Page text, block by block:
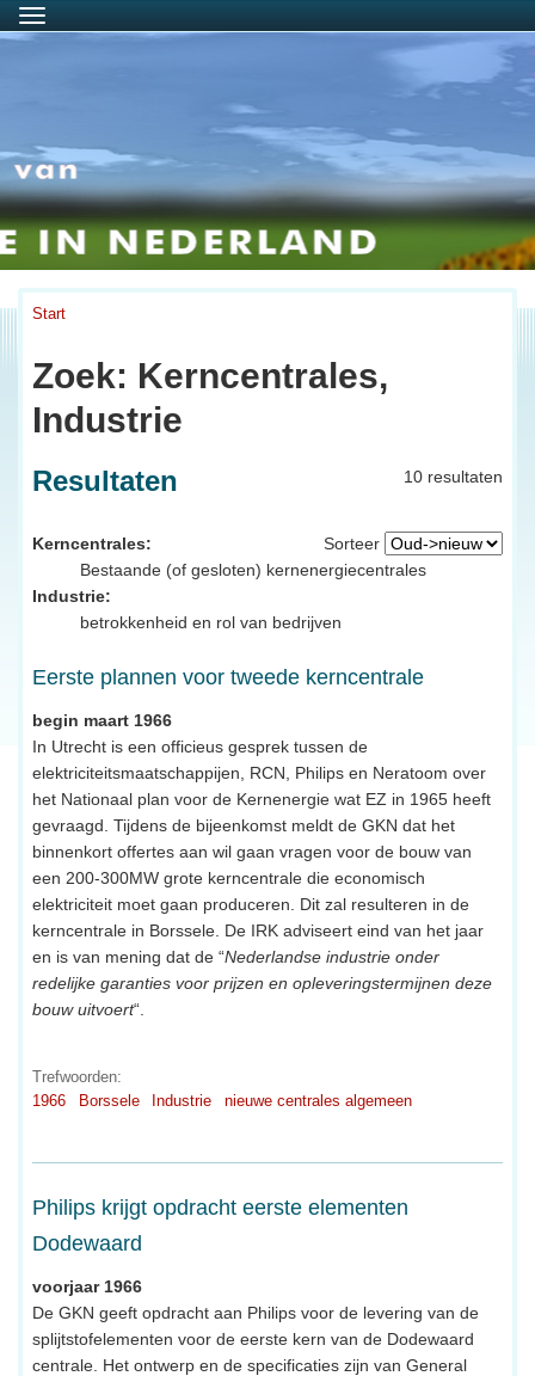
Menu
Start
Zoek: Kerncentrales,
Industrie
10 resultaten
Resultaten
Sorteer
Kerncentrales:
Bestaande (of gesloten) kernenergiecentrales
Industrie:
betrokkenheid en rol van bedrijven
Eerste plannen voor tweede kerncentrale
begin maart 1966
In Utrecht is een officieus gesprek tussen de
elektriciteitsmaatschappijen, RCN, Philips en Neratoom over
het Nationaal plan voor de Kernenergie wat EZ in 1965 heeft
gevraagd. Tijdens de bijeenkomst meldt de GKN dat het
binnenkort offertes aan wil gaan vragen voor de bouw van
een 200-300MW grote kerncentrale die economisch
elektriciteit moet gaan produceren. Dit zal resulteren in de
kerncentrale in Borssele. De IRK adviseert eind van het jaar
en is van mening dat de “Nederlandse industrie onder
redelijke garanties voor prijzen en opleveringstermijnen deze
bouw uitvoert“.
Trefwoorden:
1966
Borssele Industrie nieuwe centrales algemeen
Philips krijgt opdracht eerste elementen
Dodewaard
voorjaar 1966
De GKN geeft opdracht aan Philips voor de levering van de
splijtstofelementen voor de eerste kern van de Dodewaard
centrale. Het ontwerp en de specificaties zijn van General